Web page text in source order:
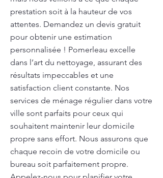
prestation soit à la hauteur de vos
attentes. Demandez un devis gratuit
pour obtenir une estimation
personnalisée ! Pomerleau excelle
dans l’art du nettoyage, assurant des
résultats impeccables et une
satisfaction client constante. Nos
services de ménage régulier dans votre
ville sont parfaits pour ceux qui
souhaitent maintenir leur domicile
propre sans effort. Nous assurons que
chaque recoin de votre domicile ou
bureau soit parfaitement propre.